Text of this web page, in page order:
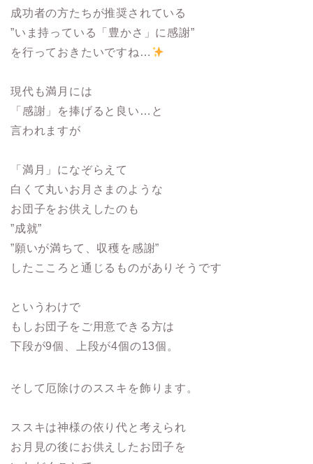
成功者の方たちが推奨されている
”いま持っている「豊かさ」に感謝”
を行っておきたいですね…
現代も満月には
「感謝」を捧げると良い…と
言われますが
「満月」になぞらえて
白くて丸いお月さまのような
お団子をお供えしたのも
”成就”
”願いが満ちて、収穫を感謝”
したこころと通じるものがありそうです
というわけで
もしお団子をご用意できる方は
下段が9個、上段が4個の13個。
そして厄除けのススキを飾ります。
ススキは神様の依り代と考えられ
お月見の後にお供えしたお団子を